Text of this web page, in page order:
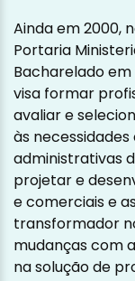
Ainda em 2000,
Portaria
Bacharelado
visa formar
avaliar e
às
administrativas
projetar e
e comerciais e
transformador
mudanças com
na solução de